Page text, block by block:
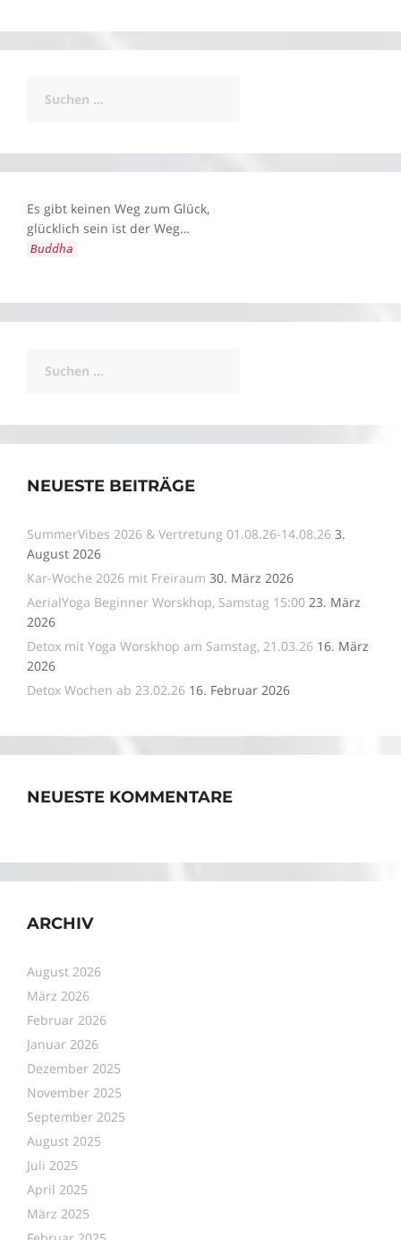
nach:
Es gibt keinen Weg zum Glück,
glücklich sein ist der Weg…
Buddha
nach:
NEUESTE BEITRÄGE
SummerVibes 2026 & Vertretung 01.08.26-14.08.26 3.
August 2026
Kar-Woche 2026 mit Freiraum 30. März 2026
AerialYoga Beginner Worskhop, Samstag 15:00 23. März
2026
Detox mit Yoga Worskhop am Samstag, 21.03.26 16. März
2026
Detox Wochen ab 23.02.26 16. Februar 2026
NEUESTE KOMMENTARE
ARCHIV
August 2026
März 2026
Februar 2026
Januar 2026
Dezember 2025
November 2025
September 2025
August 2025
Juli 2025
April 2025
März 2025